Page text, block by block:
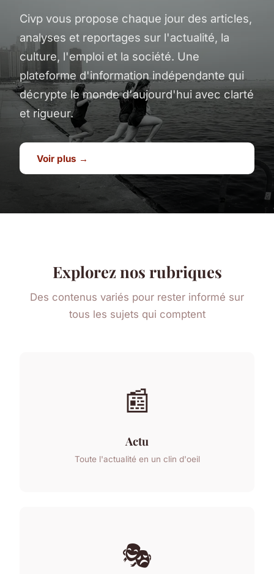
Civp vous propose chaque jour des articles,
analyses et reportages sur l'actualité, la
culture, l'emploi et la société. Une
plateforme d'information indépendante qui
décrypte le monde d'aujourd'hui avec clarté
et rigueur.
Voir plus →
Explorez nos rubriques
Des contenus variés pour rester informé sur
tous les sujets qui comptent
📰
Actu
Toute l'actualité en un clin d'oeil
🎭